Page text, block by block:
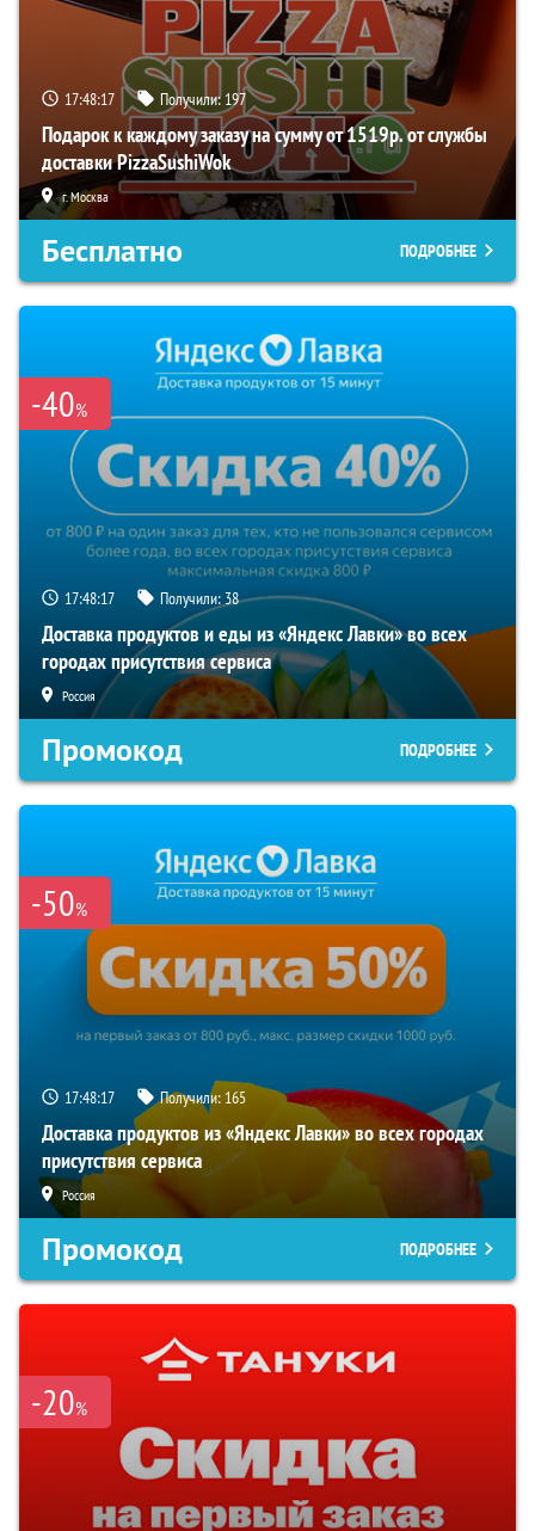
17:48:16 Получили:197
Подарок к каждому заказу на сумму от 1519р. от службы
доставки PizzaSushiWok
г. Москва
Бесплатно ПОДРОБНЕЕ
-40%
17:48:16 Получили:38
Доставка продуктов и еды из «Яндекс Лавки» во всех
городах присутствия сервиса
Россия
Промокод ПОДРОБНЕЕ
-50%
17:48:16 Получили: 165
Доставка продуктов из «Яндекс Лавки» во всех городах
присутствия сервиса
Россия
Промокод ПОДРОБНЕЕ
-20%